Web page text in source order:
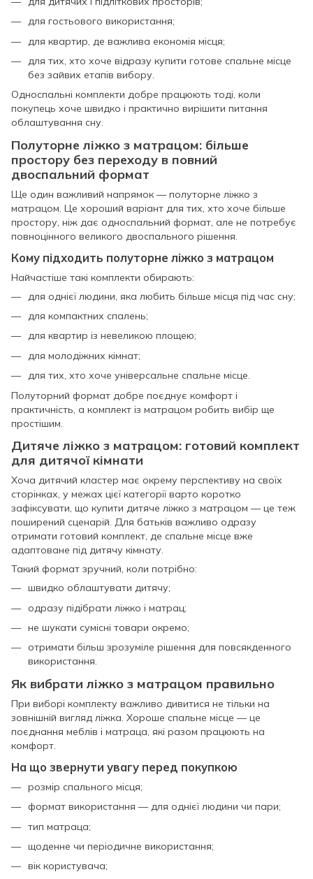
для гостьового використання;
для квартир, де важлива економія місця;
для тих, хто хоче відразу купити готове спальне місце
без зайвих етапів вибору.
Односпальні комплекти добре працюють тоді, коли
покупець хоче швидко і практично вирішити питання
облаштування сну.
Полуторне ліжко з матрацом: більше
простору без переходу в повний
двоспальний формат
Ще один важливий напрямок — полуторне ліжко з
матрацом. Це хороший варіант для тих, хто хоче більше
простору, ніж дає односпальний формат, але не потребує
повноцінного великого двоспального рішення.
Кому підходить полуторне ліжко з матрацом
Найчастіше такі комплекти обирають:
для однієї людини, яка любить більше місця під час сну;
для компактних спалень;
для квартир із невеликою площею;
для молодіжних кімнат;
для тих, хто хоче універсальне спальне місце.
Полуторний формат добре поєднує комфорт і
практичність, а комплект із матрацом робить вибір ще
простішим.
Дитяче ліжко з матрацом: готовий комплект
для дитячої кімнати
Хоча дитячий кластер має окрему перспективу на своїх
сторінках, у межах цієї категорії варто коротко
зафіксувати, що купити дитяче ліжко з матрацом — це теж
поширений сценарій. Для батьків важливо одразу
отримати готовий комплект, де спальне місце вже
адаптоване під дитячу кімнату.
Такий формат зручний, коли потрібно:
швидко облаштувати дитячу;
одразу підібрати ліжко і матрац;
не шукати сумісні товари окремо;
отримати більш зрозуміле рішення для повсякденного
використання.
Як вибрати ліжко з матрацом правильно
При виборі комплекту важливо дивитися не тільки на
зовнішній вигляд ліжка. Хороше спальне місце — це
поєднання меблів і матраца, які разом працюють на
комфорт.
На що звернути увагу перед покупкою
розмір спального місця;
формат використання — для однієї людини чи пари;
тип матраца;
щоденне чи періодичне використання;
вік користувача;